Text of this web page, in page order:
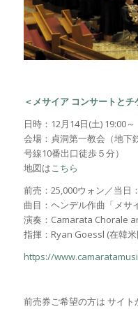
＜メサイア コンサートとチ
日時：12月14日(土) 19:00～
会場：貞洞第一教会（地下
号線10番出口徒歩５分）
地図はこちら
前売：25,000ウォン／当日
曲目：ヘンデル作曲「メサ
演奏：Camarata Chorale
指揮：Ryan Goessl (在韓
https://
前売券ご希望の方は サイト